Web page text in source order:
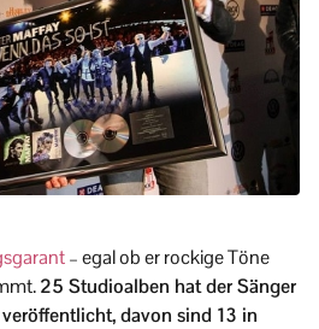
– egal ob er rockige Töne
25 Studioalben hat der Sänger
davon sind 13 in